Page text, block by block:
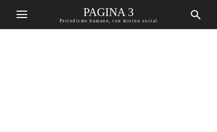
PAGINA 3
Periodismo humano, con mision social